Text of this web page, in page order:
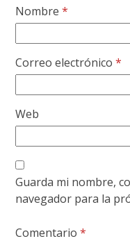
Nombre*
Correo electrónico*
Web
Guarda mi nombre,
navegador para la
Comentario*